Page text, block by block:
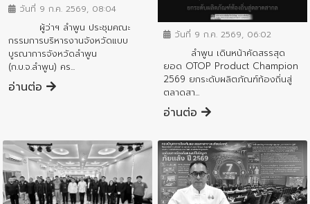
วันที่ 9 ก.ค. 2569, 08:04
ผู้ว่าฯ ลำพูน ประชุมคณะ
กรรมการบริหารงานจังหวัดแบบ
บูรณาการจังหวัดลำพูน
(ก.บ.จ.ลำพูน) คร...
อ่านต่อ
ข่าวสารจังหวัด
วันที่ 9 ก.ค. 2569, 06:02
ลำพูน เดินหน้าคัดสรรสุด
ยอด OTOP Product Champion
2569 ยกระดับผลิตภัณฑ์ท้องถิ่นสู่
ตลาดสา...
อ่านต่อ